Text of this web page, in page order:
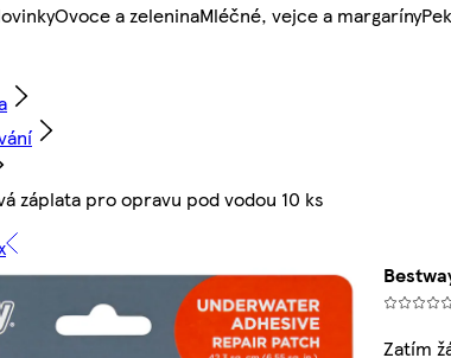
Ovoce a zeleninaMléčné, vejce a margaríny
záplata pro opravu pod vodou 10 ks
Zatím